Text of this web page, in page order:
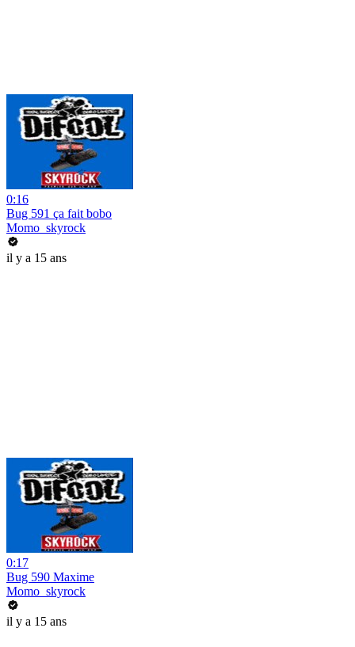
0:16
Bug 591 ça fait bobo
Momo_skyrock
il y a 15 ans
0:17
Bug 590 Maxime
Momo_skyrock
il y a 15 ans